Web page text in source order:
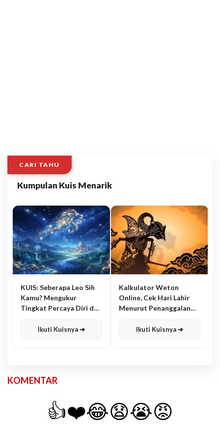
CARI TAHU
Kumpulan Kuis Menarik
KUIS: Seberapa Leo Sih
Kamu? Mengukur
Tingkat Percaya Diri dan
Ikuti Kuisnya ➔
Kalkulator Weton
Online, Cek Hari Lahir
Menurut Penanggalan
Ikuti Kuisnya ➔
KOMENTAR
👍❤️😂😧😭😡